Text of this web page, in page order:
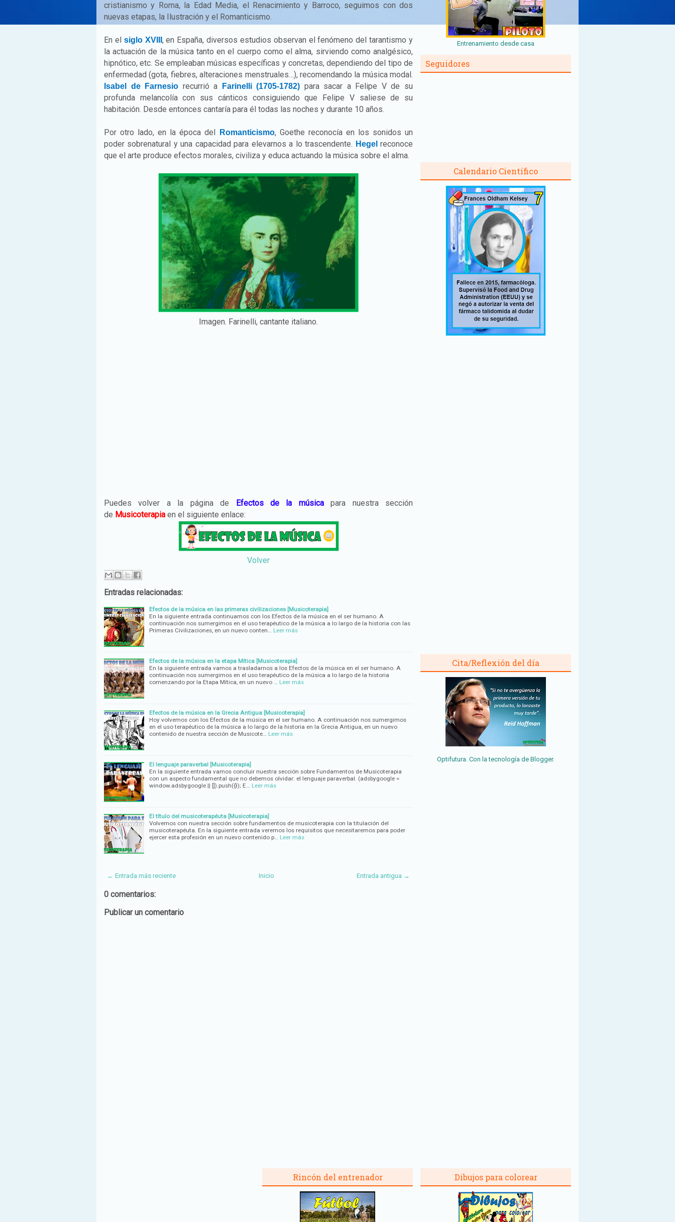
cristianismo y Roma, la Edad Media, el Renacimiento y Barroco, seguimos con dos
nuevas etapas, la Ilustración y el Romanticismo.
En el siglo XVIII , en España, diversos estudios observan el fenómeno del tarantismo y
la actuación de la música tanto en el cuerpo como el alma, sirviendo como analgésico,
hipnótico, etc. Se empleaban músicas específicas y concretas, dependiendo del tipo de
enfermedad (gota, fiebres, alteraciones menstruales…), recomendando la música modal.
Isabel de Farnesio recurrió a Farinelli (1705-1782) para sacar a Felipe V de su
profunda melancolía con sus cánticos consiguiendo que Felipe V saliese de su
habitación. Desde entonces cantaría para él todas las noches y durante 10 años.
Por otro lado, en la época del Romanticismo, Goethe reconocía en los sonidos un
poder sobrenatural y una capacidad para elevarnos a lo trascendente. Hegel reconoce
que el arte produce efectos morales, civiliza y educa actuando la música sobre el alma.
Imagen. Farinelli, cantante italiano.
Puedes volver a la página de Efectos de la músicapara nuestra sección
de Musicoterapia en el siguiente enlace:
Volver
Entradas relacionadas:
Efectos de la música en las primeras civilizaciones [Musicoterapia]
En la siguiente entrada continuamos con los Efectos de la música en el ser humano. A
continuación nos sumergimos en el uso terapéutico de la música a lo largo de la historia con las
Primeras Civilizaciones, en un nuevo conten…
Leer más
Efectos de la música en la etapa Mítica [Musicoterapia]
En la siguiente entrada vamos a trasladarnos a los Efectos de la música en el ser humano. A
continuación nos sumergimos en el uso terapéutico de la música a lo largo de la historia
comenzando por la Etapa Mítica, en un nuevo …
Leer más
Efectos de la música en la Grecia Antigua [Musicoterapia]
Hoy volvemos con los Efectos de la música en el ser humano. A continuación nos sumergimos
en el uso terapéutico de la música a lo largo de la historia en la Grecia Antigua, en un nuevo
contenido de nuestra sección de Musicote…
Leer más
El lenguaje paraverbal [Musicoterapia]
En la siguiente entrada vamos concluir nuestra sección sobre Fundamentos de Musicoterapia
con un aspecto fundamental que no debemos olvidar: el lenguaje paraverbal. (adsbygoogle =
window.adsbygoogle || []).push({}); E…
Leer más
El título del musicoterapéuta [Musicoterapia]
Volvemos con nuestra sección sobre fundamentos de musicoterapia con la titulación del
musicoterapéuta. En la siguiente entrada veremos los requisitos que necesitaremos para poder
ejercer esta profesión en un nuevo contenido p…
Leer más
← Entrada más reciente Entrada antigua →
Inicio
0 comentarios:
Publicar un comentario
Entrenamiento desde casa
Seguidores
Calendario Científico
Cita/Reflexión del día
Optifutura. Con la tecnología de Blogger.
Rincón del entrenador Dibujos para colorear